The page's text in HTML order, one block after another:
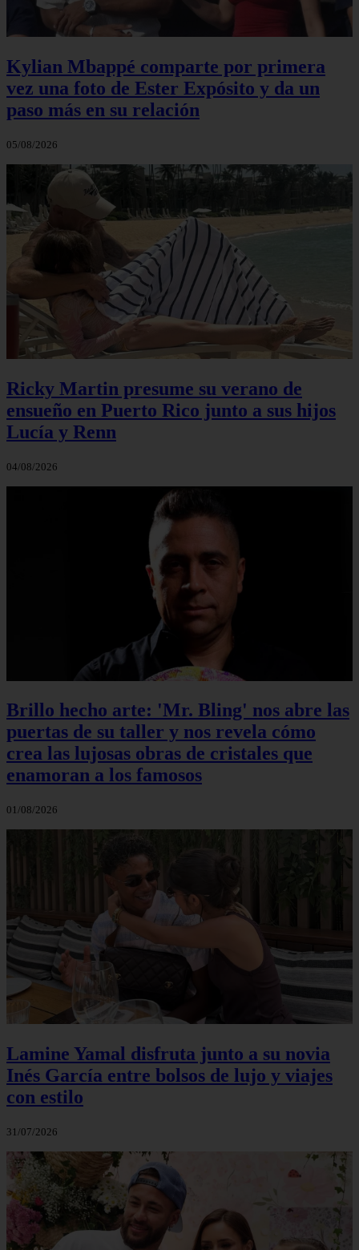
Kylian Mbappé comparte por primera
vez una foto de Ester Expósito y da un
paso más en su relación
05/08/2026
Ricky Martin presume su verano de
ensueño en Puerto Rico junto a sus hijos
Lucía y Renn
04/08/2026
Brillo hecho arte: 'Mr. Bling' nos abre las
puertas de su taller y nos revela cómo
crea las lujosas obras de cristales que
enamoran a los famosos
01/08/2026
Lamine Yamal disfruta junto a su novia
Inés García entre bolsos de lujo y viajes
con estilo
31/07/2026